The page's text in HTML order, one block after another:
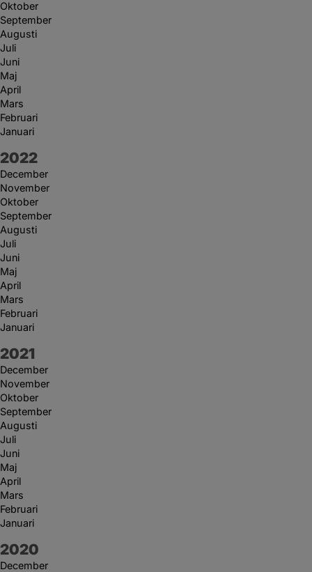
Oktober
September
Augusti
Juli
Juni
Maj
April
Mars
Februari
Januari
År:
2022
December
November
Oktober
September
Augusti
Juli
Juni
Maj
April
Mars
Februari
Januari
År:
2021
December
November
Oktober
September
Augusti
Juli
Juni
Maj
April
Mars
Februari
Januari
År:
2020
December